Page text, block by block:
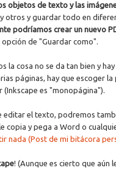
objetos de texto y las
otros y guardar todo en
podríamos crear un nuevo
opción de "Guardar como".
la cosa no se da tan bien y
páginas, hay que escoger la
(Inkscape es "monopágina").
editar el texto, podremos
copia y pega a Word o
nada (Post de mi bitácora
! (Aunque es cierto que aún